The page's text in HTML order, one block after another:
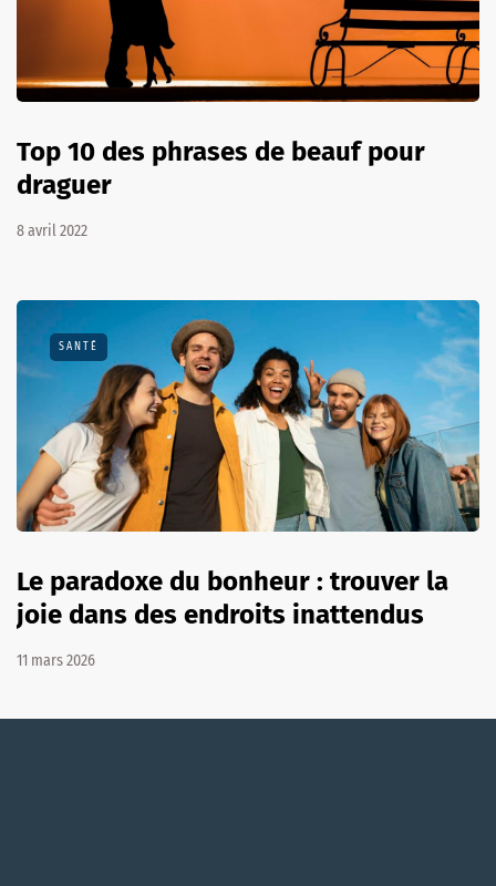
Top 10 des phrases de beauf pour
draguer
8 avril 2022
SANTÉ
Le paradoxe du bonheur : trouver la
joie dans des endroits inattendus
11 mars 2026